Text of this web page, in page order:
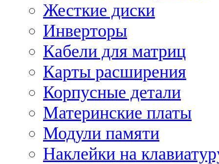
Жесткие диски
Инверторы
Кабели для матриц
Карты расширения
Корпусные детали
Материнские платы
Модули памяти
Наклейки на